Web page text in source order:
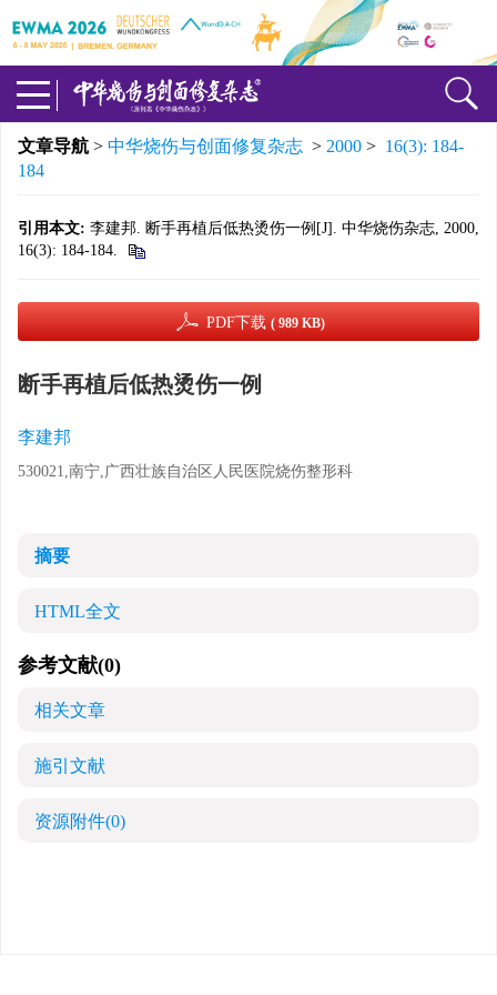
文章导航 > 中华烧伤与创面修复杂志 > 2000 > 16(3): 184-
184
引用本文: 李建邦. 断手再植后低热烫伤一例[J]. 中华烧伤杂志, 2000,
16(3): 184-184.
PDF下载 ( 989 KB)
断手再植后低热烫伤一例
李建邦
530021,南宁,广西壮族自治区人民医院烧伤整形科
摘要
HTML全文
参考文献(0)
相关文章
施引文献
资源附件(0)